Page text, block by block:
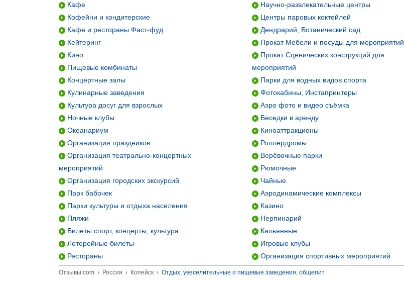
Кафе
Кофейни и кондитерские
Кафе и рестораны Фаст-фуд
Кейтеринг
Кино
Пищевые комбинаты
Концертные залы
Кулинарные заведения
Культура досуг для взрослых
Ночные клубы
Океанариум
Организация праздников
Организация театрально-концертных
мероприятий
Организация городских экскурсий
Парк бабочек
Парки культуры и отдыха населения
Пляжи
Билеты спорт, концерты, культура
Лотерейные билеты
Рестораны
Научно-развлекательные центры
Центры паровых коктейлей
Дендрарий, Ботанический сад
Прокат Мебели и посуды для мероприятий
Прокат Сценических конструкций для
мероприятий
Парки для водных видов спорта
Фотокабины, Инстапринтеры
Аэро фото и видео съёмка
Беседки в аренду
Киноаттракционы
Роллердромы
Верёвочные парки
Рюмочные
Чайные
Аэродинамические комплексы
Казино
Нерпинарий
Кальянные
Игровые клубы
Организация спортивных мероприятий
Отзывы.com › Россия › Копейск › Отдых, увеселительные и пищевые заведения, общепит